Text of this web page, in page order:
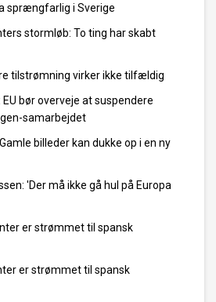
sprængfarlig i Sverige
stormløb: To ting har skabt
tilstrømning virker ikke tilfældig
bør overveje at suspendere
samarbejdet
billeder kan dukke op i en ny
'Der må ikke gå hul på Europa
er strømmet til spansk
er strømmet til spansk